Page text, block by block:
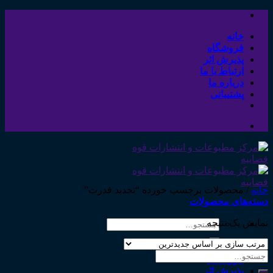
Skip
contentخانه
فروشگاه
پذیرش اثر
ارتباط با ما
درباره ما
پشتیبانی
جستجو
خانه
فروشگاه
پذیرش اثر
خانه /محصولات برچسب خورده “تجدید قدرت”
دسته‌های محصولات
نمایش یک نتیجه
جستجو